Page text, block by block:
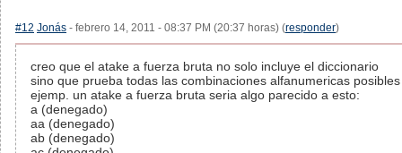
#12 Jonás - febrero 14, 2011 - 08:37 PM (20:37 horas) (responder)
creo que el atake a fuerza bruta no solo incluye el diccionario
sino que prueba todas las combinaciones alfanumericas posibles
ejemp. un atake a fuerza bruta seria algo parecido a esto:
a (denegado)
aa (denegado)
ab (denegado)